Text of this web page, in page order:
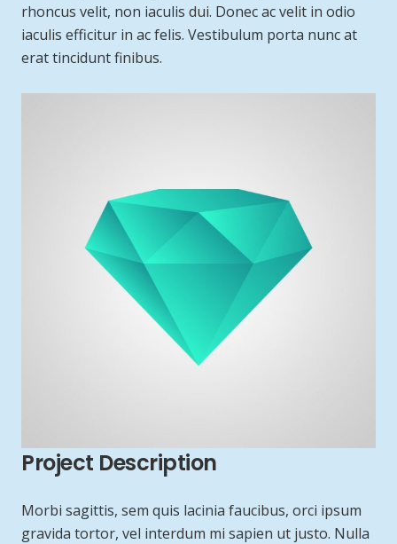
rhoncus velit, non iaculis dui. Donec ac velit in odio
iaculis efficitur in ac felis. Vestibulum porta nunc at
erat tincidunt finibus.
Project Description
Morbi sagittis, sem quis lacinia faucibus, orci ipsum
gravida tortor, vel interdum mi sapien ut justo. Nulla